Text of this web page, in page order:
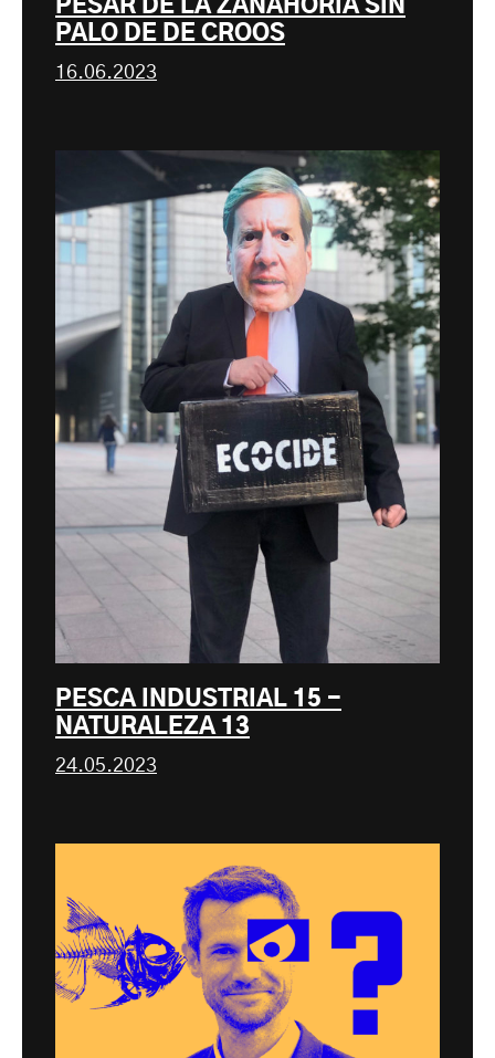
PESAR DE LA ZANAHORIA SIN
PALO DE DE CROOS
16.06.2023
PESCA INDUSTRIAL 15 -
NATURALEZA 13
24.05.2023